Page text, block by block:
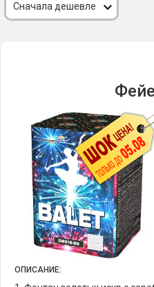
Сигнальная пиротехника
Сначала дешевле
ОПИСАНИЕ: